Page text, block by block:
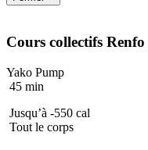
Cours collectifs Renfo
Yako Pump
45 min
Jusqu’à -550 cal
Tout le corps